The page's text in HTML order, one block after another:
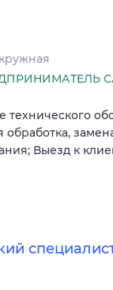
Выезд к